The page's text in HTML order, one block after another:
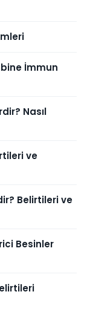
İmmun
Nasıl
ve
Belirtileri ve
Besinler